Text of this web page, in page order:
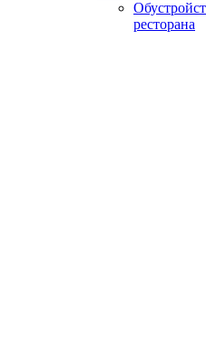
ресторана